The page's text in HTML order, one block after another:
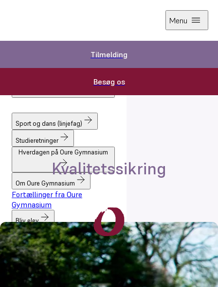
Sport og dans (linjefag)
Studieretninger
Hverdagen på Oure Gymnasium
Om Oure Gymnasium
Fortællinger fra Oure
Gymnasium
Bliv elev
Kontakt
Webshop
Menu
Tilmelding
Besøg os
Forside
Kvalitetssikring
Kvalitetssikring